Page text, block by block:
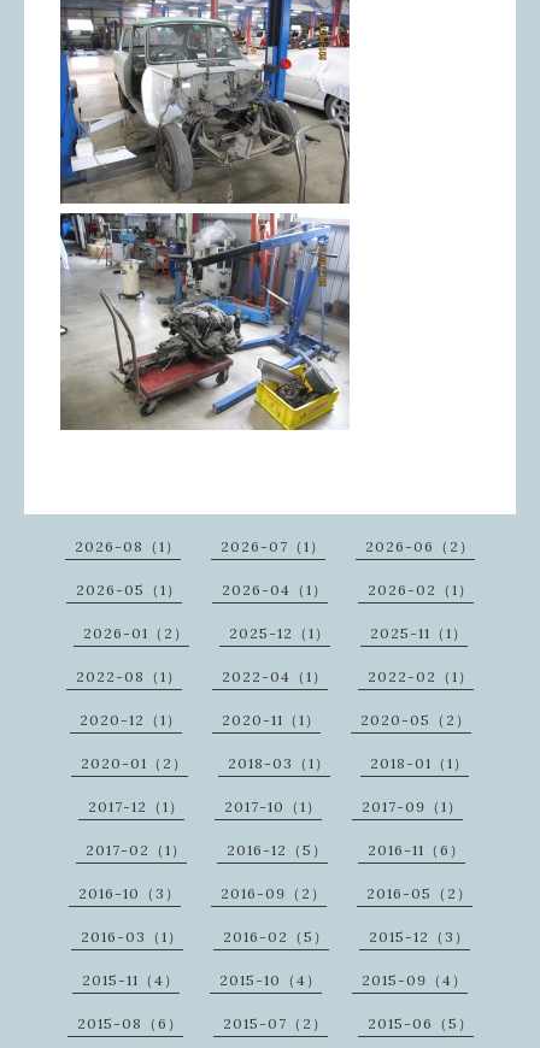
2026-08（1） 2026-07（1） 2026-06（2）
2026-05（1） 2026-04（1） 2026-02（1）
2026-01（2） 2025-12（1） 2025-11（1）
2022-08（1） 2022-04（1） 2022-02（1）
2020-12（1） 2020-11（1） 2020-05（2）
2020-01（2） 2018-03（1） 2018-01（1）
2017-12（1） 2017-10（1） 2017-09（1）
2017-02（1） 2016-12（5） 2016-11（6）
2016-10（3） 2016-09（2） 2016-05（2）
2016-03（1） 2016-02（5） 2015-12（3）
2015-11（4） 2015-10（4） 2015-09（4）
2015-08（6） 2015-07（2） 2015-06（5）